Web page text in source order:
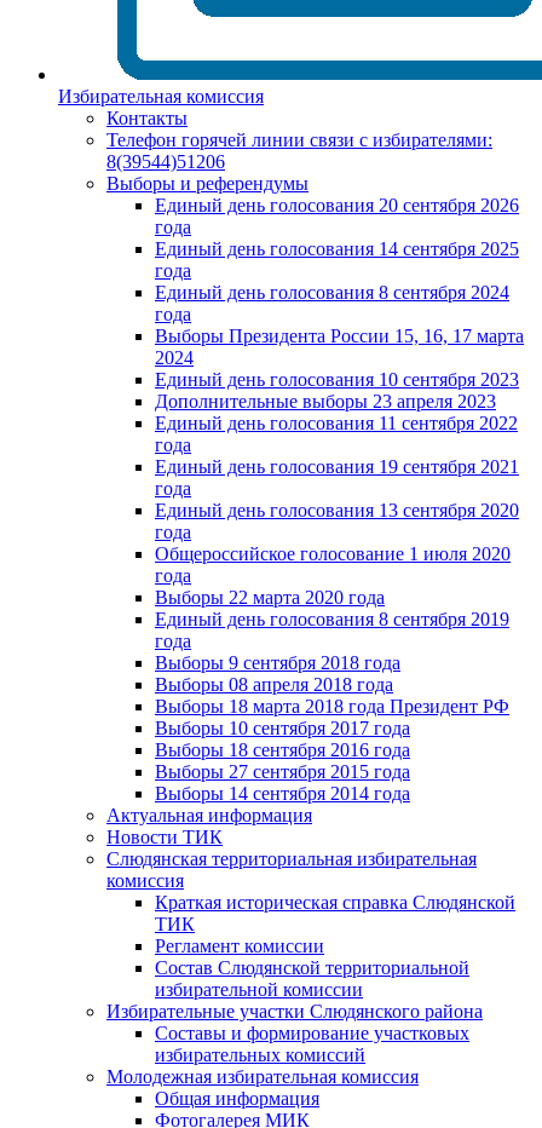
Избирательная комиссия
Контакты
Телефон горячей линии связи с избирателями:
8(39544)51206
Выборы и референдумы
Единый день голосования 20 сентября 2026
года
Единый день голосования 14 сентября 2025
года
Единый день голосования 8 сентября 2024
года
Выборы Президента России 15, 16, 17 марта
2024
Единый день голосования 10 сентября 2023
Дополнительные выборы 23 апреля 2023
Единый день голосования 11 сентября 2022
года
Единый день голосования 19 сентября 2021
года
Единый день голосования 13 сентября 2020
года
Общероссийское голосование 1 июля 2020
года
Выборы 22 марта 2020 года
Единый день голосования 8 сентября 2019
года
Выборы 9 сентября 2018 года
Выборы 08 апреля 2018 года
Выборы 18 марта 2018 года Президент РФ
Выборы 10 сентября 2017 года
Выборы 18 сентября 2016 года
Выборы 27 сентября 2015 года
Выборы 14 сентября 2014 года
Актуальная информация
Новости ТИК
Слюдянская территориальная избирательная
комиссия
Краткая историческая справка Слюдянской
ТИК
Регламент комиссии
Состав Слюдянской территориальной
избирательной комиссии
Избирательные участки Слюдянского района
Составы и формирование участковых
избирательных комиссий
Молодежная избирательная комиссия
Общая информация
Фотогалерея МИК